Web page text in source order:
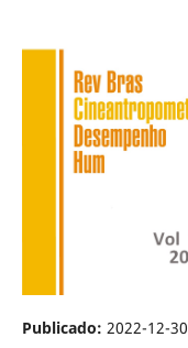
Publicado: 2022-12-30